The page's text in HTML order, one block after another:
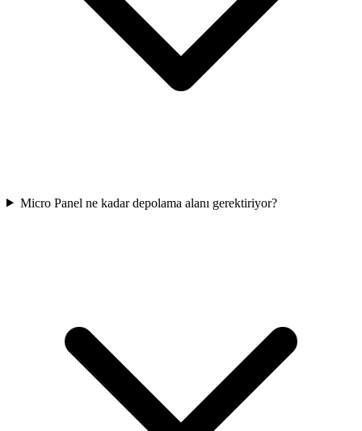
Micro Panel ne kadar depolama alanı gerektiriyor?